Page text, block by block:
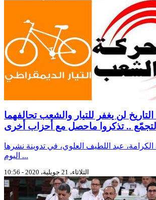
لن يغفر للتيار والشعب تحالفهما
الكرامة، عبد اللطيف العلوي، في تدوينة نشرها
اليوم ...
الثلاثاء، 21 جويلية، 2020 - 10:56